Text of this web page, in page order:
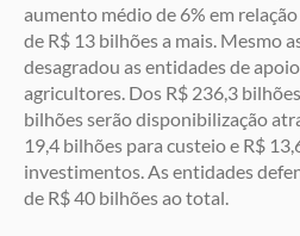
aumento médio de 6% em
de R$ 13 bilhões a mais. Mesmo
desagradou as entidades de
agricultores. Dos R$ 236,3
bilhões serão disponibilização
19,4 bilhões para custeio e R$
investimentos. As entidades
de R$ 40 bilhões ao total.